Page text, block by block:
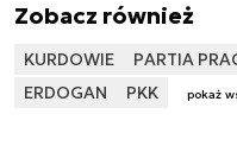
Zobacz również
KURDOWIE
PARTIA
ERDOGAN
PKK pokaż